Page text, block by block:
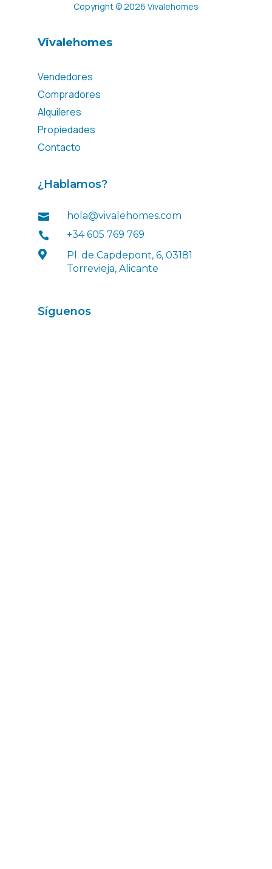
Copyright © 2026 Vivalehomes
Vivalehomes
Vendedores
Compradores
Alquileres
Propiedades
Contacto
¿Hablamos?
 hola@vivalehomes.com
 +34 605 769 769

Pl. de Capdepont, 6, 03181
Torrevieja, Alicante
Síguenos